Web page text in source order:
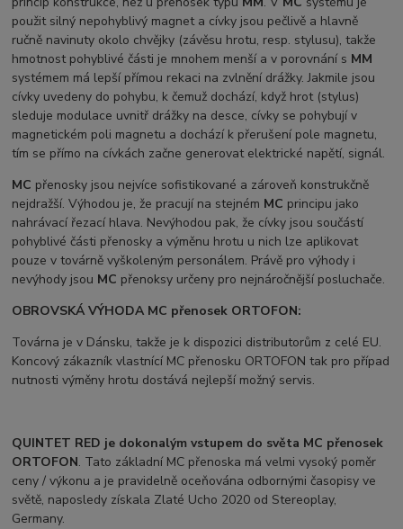
použit silný nepohyblivý magnet a cívky jsou pečlivě a hlavně
ručně navinuty okolo chvějky (závěsu hrotu, resp. stylusu), takže
hmotnost pohyblivé části je mnohem menší a v porovnání s MM
systémem má lepší přímou rekaci na zvlnění drážky. Jakmile jsou
cívky uvedeny do pohybu, k čemuž dochází, když hrot (stylus)
sleduje modulace uvnitř drážky na desce, cívky se pohybují v
magnetickém poli magnetu a dochází k přerušení pole magnetu,
tím se přímo na cívkách začne generovat elektrické napětí, signál.
MC přenosky jsou nejvíce sofistikované a zároveň konstrukčně
nejdražší. Výhodou je, že pracují na stejném MC principu jako
nahrávací řezací hlava. Nevýhodou pak, že cívky jsou součástí
pohyblivé části přenosky a výměnu hrotu u nich lze aplikovat
pouze v továrně vyškoleným personálem. Právě pro výhody i
nevýhody jsou MC přenoksy určeny pro nejnáročnější posluchače.
OBROVSKÁ VÝHODA MC přenosek ORTOFON:
Továrna je v Dánsku, takže je k dispozici distributorům z celé EU.
Koncový zákazník vlastnící MC přenosku ORTOFON tak pro případ
nutnosti výměny hrotu dostává nejlepší možný servis.
QUINTET RED je dokonalým vstupem do světa MC přenosek
ORTOFON. Tato základní MC přenoska má velmi vysoký poměr
ceny / výkonu a je pravidelně oceňována odbornými časopisy ve
světě, naposledy získala Zlaté Ucho 2020 od Stereoplay,
Germany.